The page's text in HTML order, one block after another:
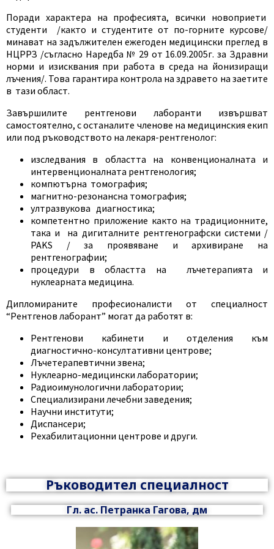
Поради характера на професията, всички новоприети
студенти /както и студентите от по-горните курсове/
минават на задължителен ежегоден медицински преглед в
НЦРРЗ /съгласно Наредба № 29 от 16.09.2005г. за Здравни
норми и изисквания при работа в среда на йонизиращи
лъчения/. Това гарантира контрола на здравето на заетите
в тази област.
Завършилите рентгенови лаборанти извършват
самостоятелно, с останалите членове на медицинския екип
или под ръководството на лекаря-рентгенолог:
изследвания в областта на конвенционалната и
интервенционалната рентгенология;
компютърна томография;
магнитно-резонансна томография;
ултразвукова диагностика;
компетентно приложение както на традиционните,
така и на дигиталните рентгенографски системи /
PAKS / за проявяване и архивиране на
рентгенографии;
процедури в областта на лъчетерапията и
нуклеарната медицина.
Дипломираните професионалисти от специалност
“Рентгенов лаборант” могат да работят в:
Рентгенови кабинети и отделения към
диагностично-консултативни центрове;
Лъчетерапевтични звена;
Нуклеарно-медицински лаборатории;
Радиоимунологични лаборатории;
Специализирани лечебни заведения;
Научни институти;
Диспансери;
Рехабилитационни центрове и други.
Ръководител специалност
Гл. ас. Петранка Гагова, дм